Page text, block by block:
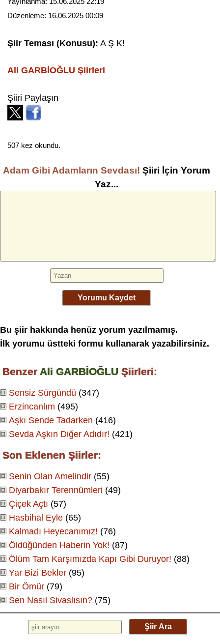
Düzenleme: 16.06.2025 00:09
Şiir Teması (Konusu): A Ş K!
Ali GARBİOĞLU Şiirleri
Şiiri Paylaşın
507 kez okundu.
Adam Gibi Adamların Sevdası! Şiiri İçin Yorum
Yaz...
Yorumu Kaydet
Bu şiir hakkında henüz yorum yazılmamış.
İlk yorumu üstteki formu kullanarak yazabilirsiniz.
Benzer Ali GARBİOĞLU Şiirleri:
Sensiz Sürgündü (347)
Erzincanlım (495)
Aşkı Sende Tadarken (416)
Sevda Aşkın Diğer Adıdır! (421)
Son Eklenen Şiirler:
Senin Olan Amelindir (55)
Diyarbakır Terennümleri (49)
Çiçek Açtı (57)
Hasbihal Eyle (65)
Kalmadı Heyecanımız! (76)
Öldüğünden Haberin Yok! (87)
Ölüm Tam Karşımızda Kapı Gibi Duruyor! (88)
Yar Bizi Bekler (95)
Bir Ömür (79)
Sen Nasıl Sivaslısın? (75)
Şiir Ara